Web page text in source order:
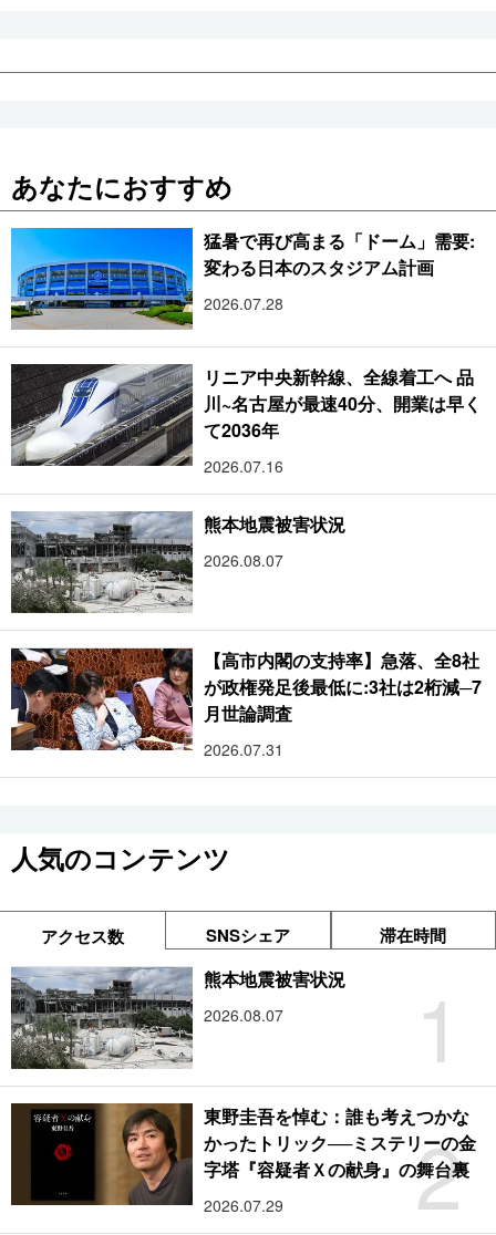
あなたにおすすめ
猛暑で再び高まる「ドーム」需要:
変わる日本のスタジアム計画
2026.07.28
リニア中央新幹線、全線着工へ 品
川~名古屋が最速40分、開業は早く
て2036年
2026.07.16
熊本地震被害状況
2026.08.07
【高市内閣の支持率】急落、全8社
が政権発足後最低に:3社は2桁減─7
月世論調査
2026.07.31
人気のコンテンツ
アクセス数 SNSシェア 滞在時間
1
熊本地震被害状況
2026.08.07
2
東野圭吾を悼む：誰も考えつかな
かったトリック──ミステリーの金
字塔『容疑者Ｘの献身』の舞台裏
2026.07.29